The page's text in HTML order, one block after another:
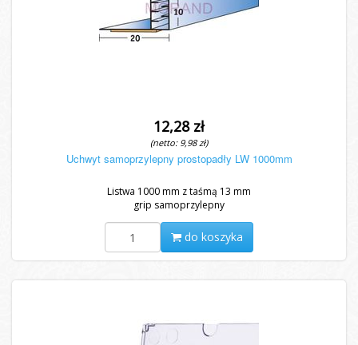
12,28 zł
(netto: 9,98 zł)
Uchwyt samoprzylepny prostopadły LW 1000mm
Listwa 1000 mm z taśmą 13 mm
grip samoprzylepny
do koszyka